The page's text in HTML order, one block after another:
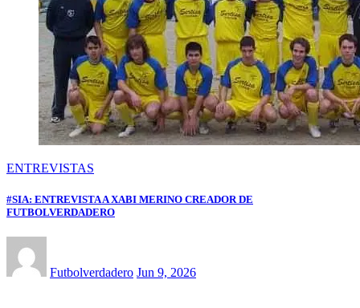
ENTREVISTAS
#SIA: ENTREVISTA A XABI MERINO CREADOR DE
FUTBOLVERDADERO
Futbolverdadero Jun 9, 2026